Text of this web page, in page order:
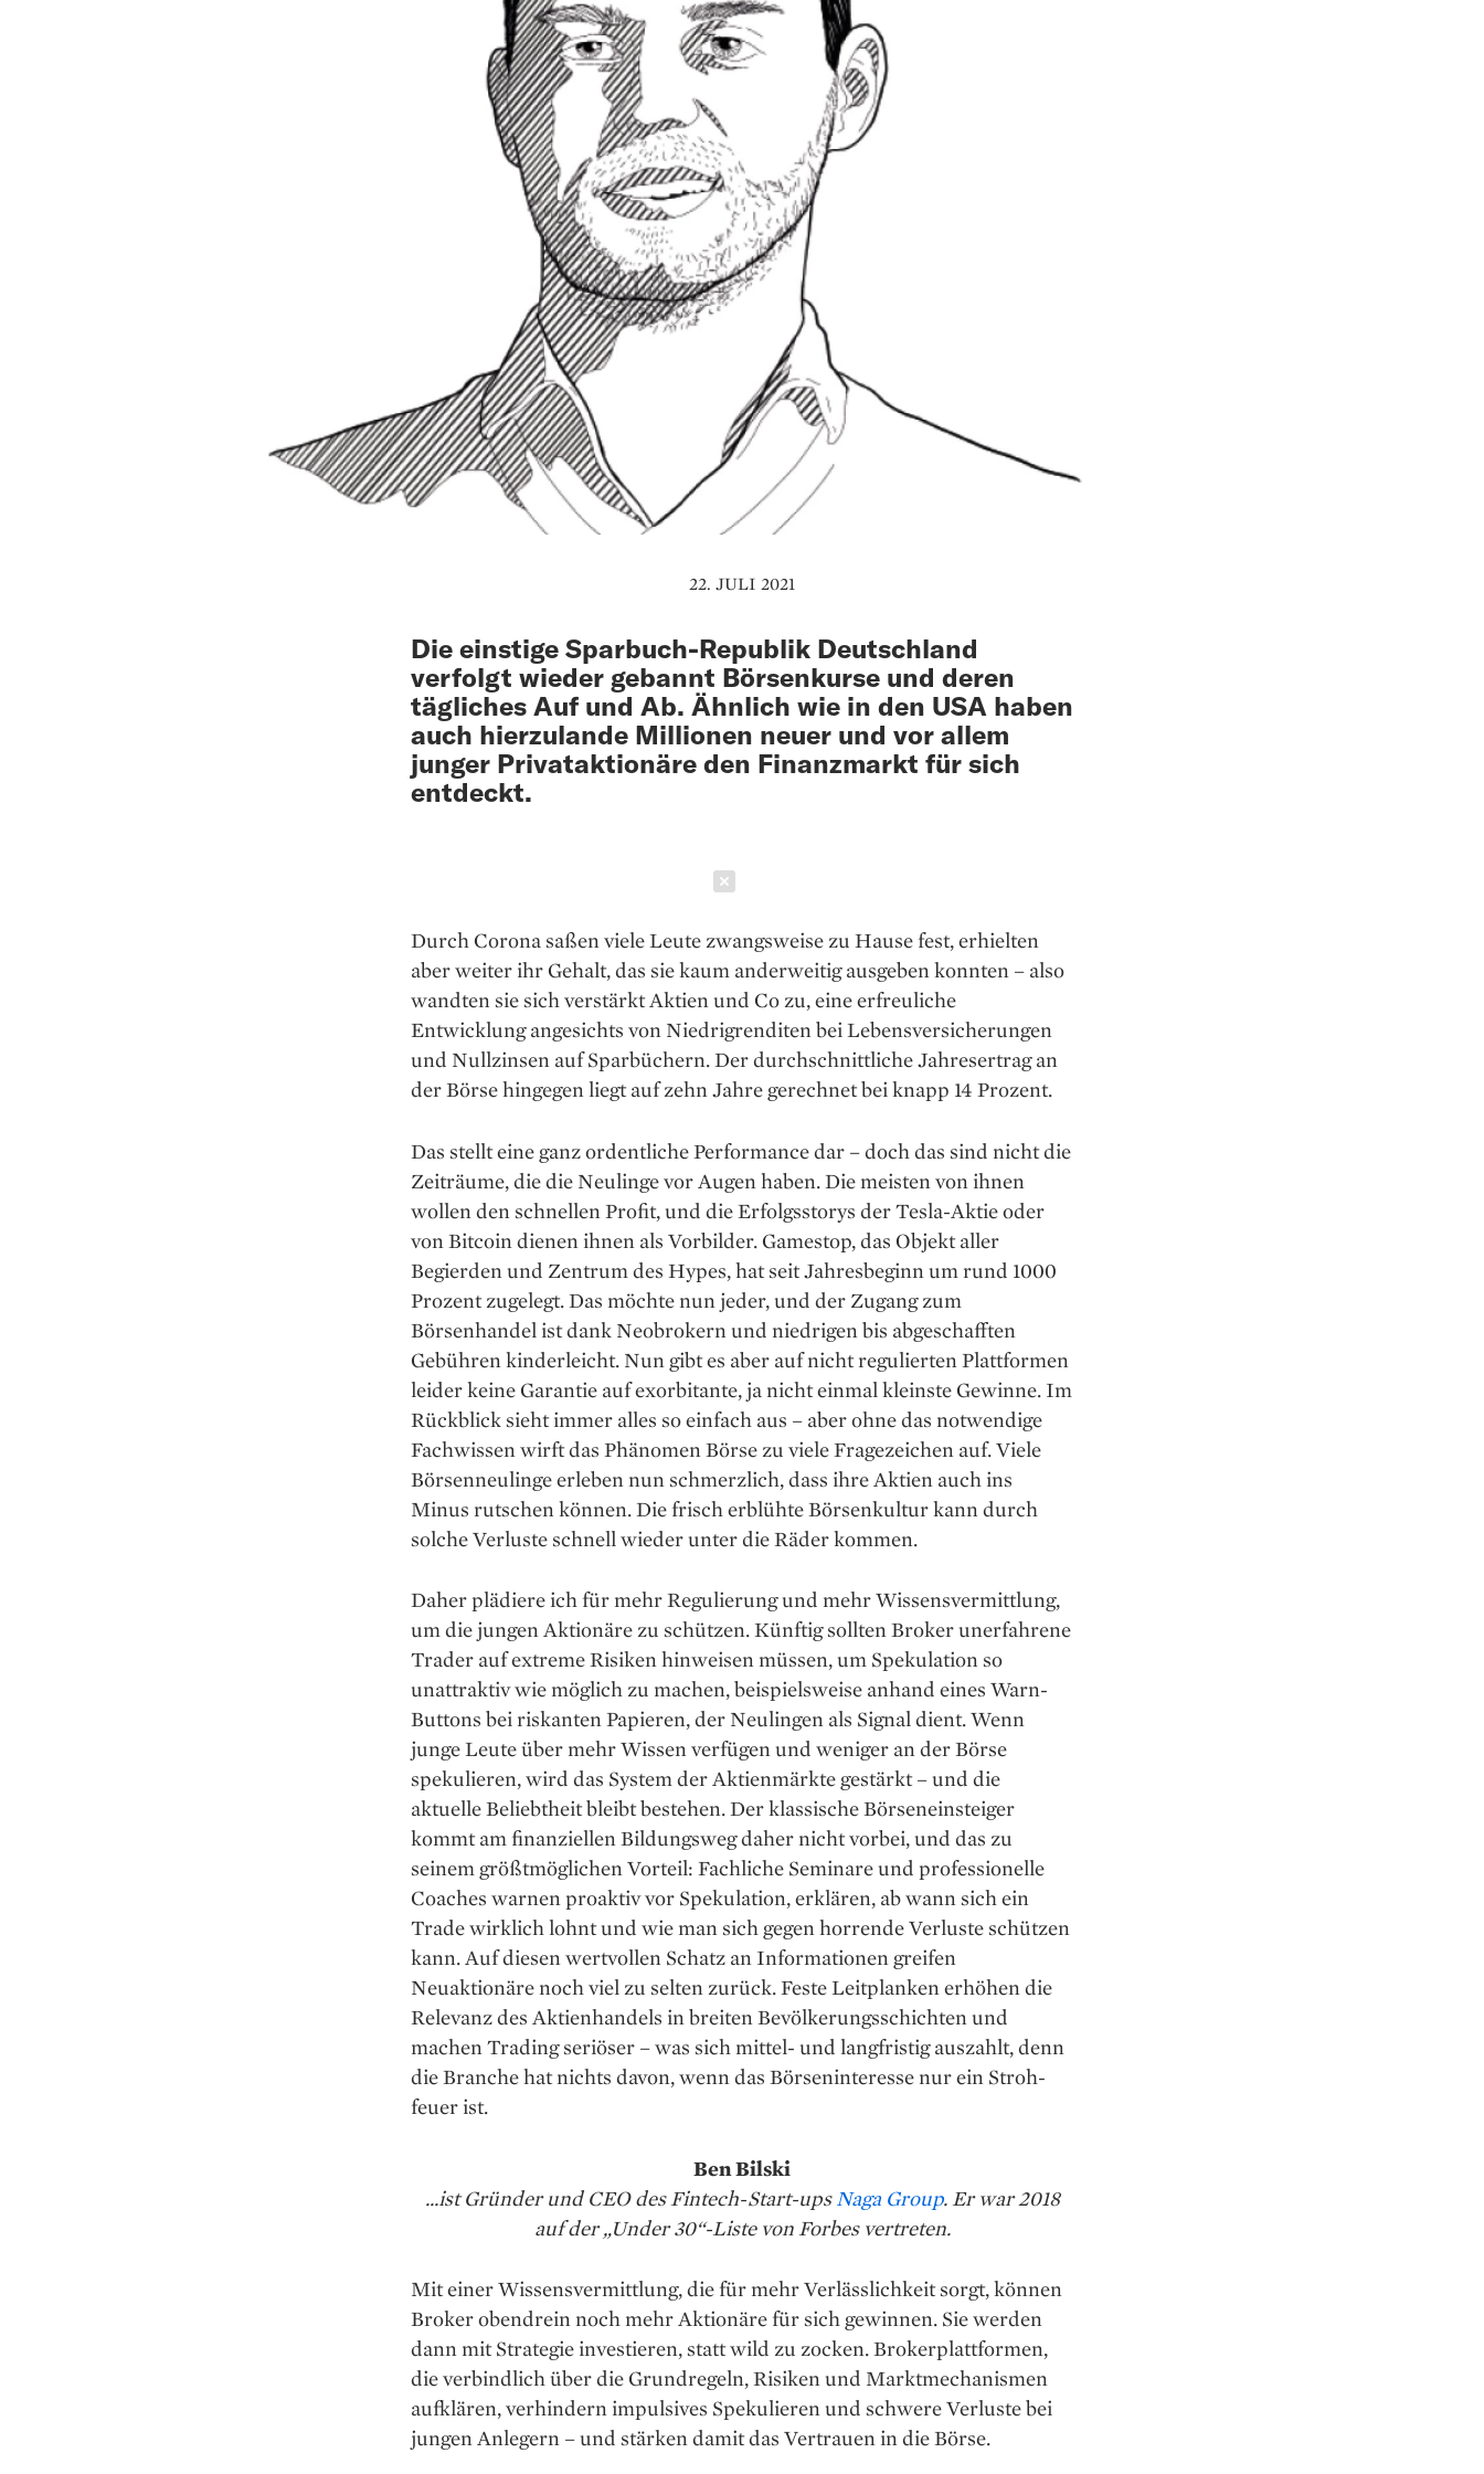
22. JULI 2021
Die einstige Sparbuch-Republik Deutschland
verfolgt wieder gebannt Börsenkurse und deren
tägliches Auf und Ab. Ähnlich wie in den USA haben
auch hierzulande Millionen neuer und vor allem
junger Privataktionäre den Finanzmarkt für sich
entdeckt.
Durch Corona saßen viele Leute zwangsweise zu Hause fest, erhielten
aber weiter ihr Gehalt, das sie kaum anderweitig ausgeben konnten – also
wandten sie sich verstärkt Aktien und Co zu, eine erfreuliche
Entwicklung angesichts von Niedrigrenditen bei Lebensversicherungen
und Nullzinsen auf Sparbüchern. Der durchschnittliche Jahresertrag an
der Börse hingegen liegt auf zehn Jahre gerechnet bei knapp 14 Pro­zent.
Das stellt eine ganz ordentliche Performance dar – doch das sind nicht die
Zeiträume, die die Neulinge vor Augen haben. Die meisten von ihnen
wollen den schnellen Profit, und die Erfolgsstorys der Tesla-Aktie oder
von Bitcoin dienen ihnen als Vorbilder. Gamestop, das Objekt aller
Begierden und Zentrum des Hypes, hat seit Jahresbeginn um rund 1000
Prozent zugelegt. Das möchte nun jeder, und der Zugang zum
Börsenhandel ist dank Neo­brokern und niedrigen bis abgeschafften
Gebühren kinderleicht. Nun gibt es aber auf nicht regulierten Plattformen
leider keine Garantie auf exorbitante, ja nicht einmal kleinste Gewinne. Im
Rückblick sieht immer alles so einfach aus – aber ohne das notwendige
Fachwissen wirft das Phänomen Börse zu viele Fragezeichen auf. Viele
Börsenneulinge erleben nun schmerzlich, dass ihre Aktien auch ins
Minus rutschen können. Die frisch erblühte Börsenkultur kann durch
solche Verluste schnell wieder unter die Räder kommen.
Daher plädiere ich für mehr Regulierung und mehr Wissensvermittlung,
um die jungen Aktionäre zu schützen. Künftig sollten Broker unerfahrene
Trader auf extreme Risiken hinweisen müssen, um Spekulation so
unattraktiv wie möglich zu machen, beispielsweise anhand eines Warn-
Buttons bei riskanten Papieren, der Neulingen als Signal dient. Wenn
junge Leute über mehr Wissen verfügen und weniger an der Börse
spekulieren, wird das System der Aktienmärkte gestärkt – und die
aktuelle Beliebtheit bleibt bestehen. Der klassische Börseneinsteiger
kommt am finanziellen Bildungsweg daher nicht vorbei, und das zu
seinem größtmöglichen Vorteil: Fach­liche Seminare und professionelle
Coaches warnen proaktiv vor Spekulation, erklären, ab wann sich ein
Trade wirklich lohnt und wie man sich gegen horrende Verluste schützen
kann. Auf diesen wertvollen Schatz an Informationen greifen
Neuaktionäre noch viel zu selten zurück. Feste Leitplanken erhöhen die
Relevanz des Aktien­handels in breiten Bevölkerungsschichten und
machen Trading seriöser – was sich mittel- und langfristig auszahlt, denn
die Branche hat nichts davon, wenn das Börseninteresse nur ein Stroh­
feuer ist.
Ben Bilski
...ist Gründer und CEO des Fintech-Start-ups Naga Group. Er war 2018
auf der „Under 30“-Liste von Forbes vertreten.
Mit einer Wissensvermittlung, die für mehr Verlässlichkeit sorgt, können
Broker obendrein noch mehr Aktionäre für sich gewinnen. Sie werden
dann mit Strategie investieren, statt wild zu zocken. Brokerplattformen,
die verbindlich über die Grundregeln, Risiken und Marktmechanismen
aufklären, verhindern impulsives Spekulieren und schwere Verluste bei
jungen Anlegern – und stärken damit das Vertrauen in die Börse.